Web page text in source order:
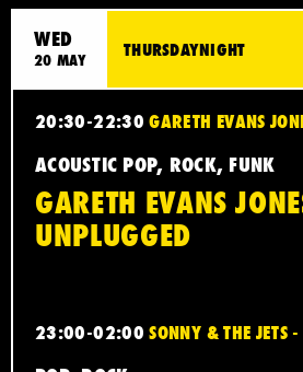
WED
20 MAY THURSDAYNIGHT
20:30-22:30 GARETH EVANS JONES
ACOUSTIC POP, ROCK, FUNK
GARETH EVANS
UNPLUGGED
23:00-02:00 SONNY & THE JETS